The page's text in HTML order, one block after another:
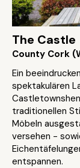
The Castle
County Cork
Ein
spektakulären
traditionellen
Möbeln
versehen -
entspannen.